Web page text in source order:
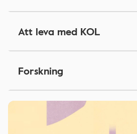
Att leva med KOL
Forskning